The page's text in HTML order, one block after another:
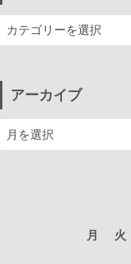
アーカイブ
月
火